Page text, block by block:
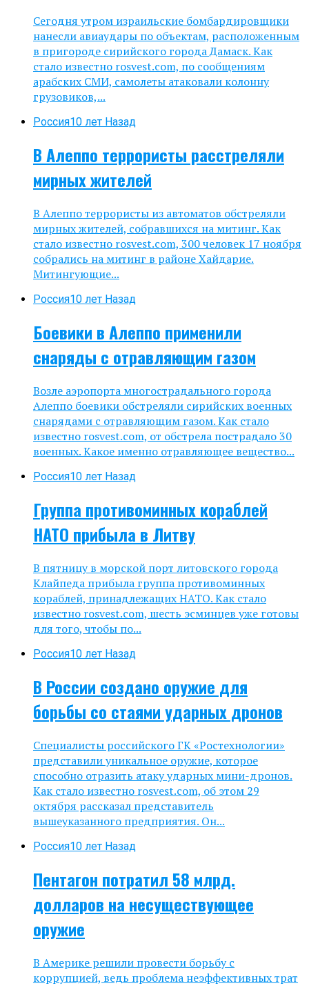
Сегодня утром израильские бомбардировщики
нанесли авиаудары по объектам, расположенным
в пригороде сирийского города Дамаск. Как
стало известно rosvest.com, по сообщениям
арабских СМИ, самолеты атаковали колонну
грузовиков,...
Россия10 лет Назад
В Алеппо террористы расстреляли
мирных жителей
В Алеппо террористы из автоматов обстреляли
мирных жителей, собравшихся на митинг. Как
стало известно rosvest.com, 300 человек 17 ноября
собрались на митинг в районе Хайдарие.
Митингующие...
Россия10 лет Назад
Боевики в Алеппо применили
снаряды с отравляющим газом
Возле аэропорта многострадального города
Алеппо боевики обстреляли сирийских военных
снарядами с отравляющим газом. Как стало
известно rosvest.com, от обстрела пострадало 30
военных. Какое именно отравляющее вещество...
Россия10 лет Назад
Группа противоминных кораблей
НАТО прибыла в Литву
В пятницу в морской порт литовского города
Клайпеда прибыла группа противоминных
кораблей, принадлежащих НАТО. Как стало
известно rosvest.com, шесть эсминцев уже готовы
для того, чтобы по...
Россия10 лет Назад
В России создано оружие для
борьбы со стаями ударных дронов
Специалисты российского ГК «Ростехнологии»
представили уникальное оружие, которое
способно отразить атаку ударных мини-дронов.
Как стало известно rosvest.com, об этом 29
октября рассказал представитель
вышеуказанного предприятия. Он...
Россия10 лет Назад
Пентагон потратил 58 млрд.
долларов на несуществующее
оружие
В Америке решили провести борьбу с
коррупцией, ведь проблема неэффективных трат